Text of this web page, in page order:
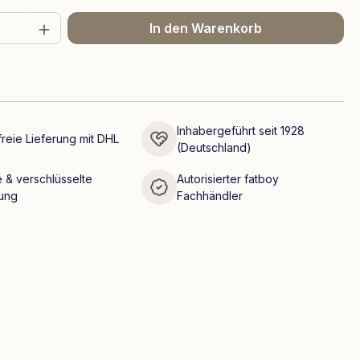
Anzahl: Gib den gewünschten Wert
In den Warenkorb
Lieferung mit DHL
Inhabergeführt seit 1928
(Deutschland)
& verschlüsselte
Autorisierter fatboy
Fachhändler